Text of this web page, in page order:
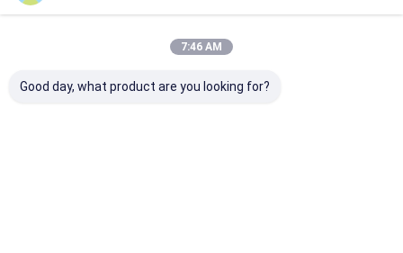
7:46 AM
Good day, what product are you looking for?